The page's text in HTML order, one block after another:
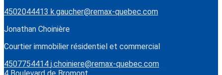
4502044413 k.gaucher@remax-quebec.com
Jonathan Choinière
Courtier immobilier résidentiel et commercial
4507754414 j.choiniere@remax-quebec.com